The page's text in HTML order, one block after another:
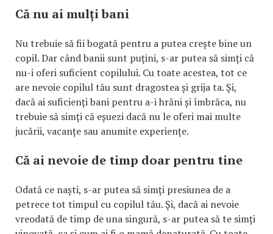
Că nu ai mulți bani
Nu trebuie să fii bogată pentru a putea crește bine un
copil. Dar când banii sunt puțini, s-ar putea să simți că
nu-i oferi suficient copilului. Cu toate acestea, tot ce
are nevoie copilul tău sunt dragostea și grija ta. Și,
dacă ai suficienți bani pentru a-i hrăni și îmbrăca, nu
trebuie să simți că eșuezi dacă nu le oferi mai multe
jucării, vacanțe sau anumite experiențe.
Că ai nevoie de timp doar pentru tine
Odată ce naști, s-ar putea să simți presiunea de a
petrece tot timpul cu copilul tău. Și, dacă ai nevoie
vreodată de timp de una singură, s-ar putea să te simți